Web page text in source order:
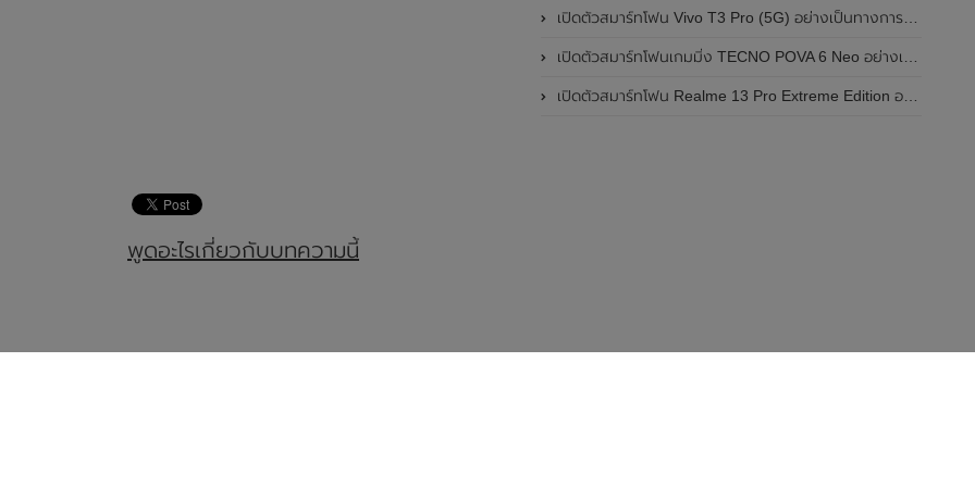
เปิดตัวสมาร์ทโฟน Vivo T3 Pro (5G) อย่างเป็นทางการแล้วในประเทศอินเดีย
เปิดตัวสมาร์ทโฟนเกมมิ่ง TECNO POVA 6 Neo อย่างเป็นทางการแล้วในประเทศไทย ในราคา 8,499 บาท
เปิดตัวสมาร์ทโฟน Realme 13 Pro Extreme Edition อย่างเป็นทางการแล้วในประเทศจีน
พูดอะไรเกี่ยวกับบทความนี้